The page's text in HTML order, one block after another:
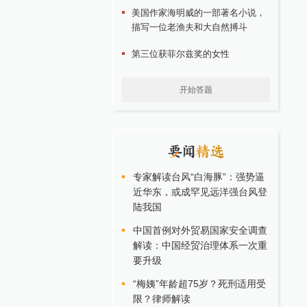
美国作家海明威的一部著名小说，
描写一位老渔夫和大自然搏斗
第三位获菲尔兹奖的女性
开始答题
专家解读台风“白海豚”：强势逼
近华东，或成罕见远洋强台风登
陆我国
中国首例对外贸易国家安全调查
解读：中国经贸治理体系一次重
要升级
“梅姨”年龄超75岁？死刑适用受
限？律师解读